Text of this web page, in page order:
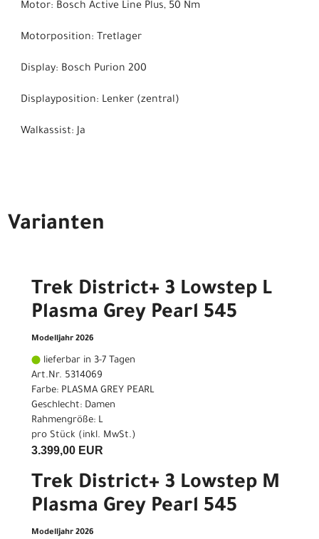
Motor: Bosch Active Line Plus, 50 Nm
Motorposition: Tretlager
Display: Bosch Purion 200
Displayposition: Lenker (zentral)
Walkassist: Ja
Varianten
Trek District+ 3 Lowstep L
Plasma Grey Pearl 545
Modelljahr 2026
lieferbar in 3-7 Tagen
Art.Nr. 5314069
Farbe: PLASMA GREY PEARL
Geschlecht: Damen
Rahmengröße: L
pro Stück (inkl. MwSt.)
3.399,00 EUR
Trek District+ 3 Lowstep M
Plasma Grey Pearl 545
Modelljahr 2026